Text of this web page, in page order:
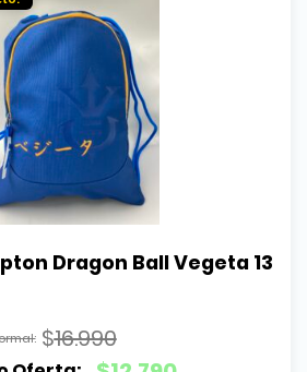
Dragon Ball Vegeta 13
$16.990
El